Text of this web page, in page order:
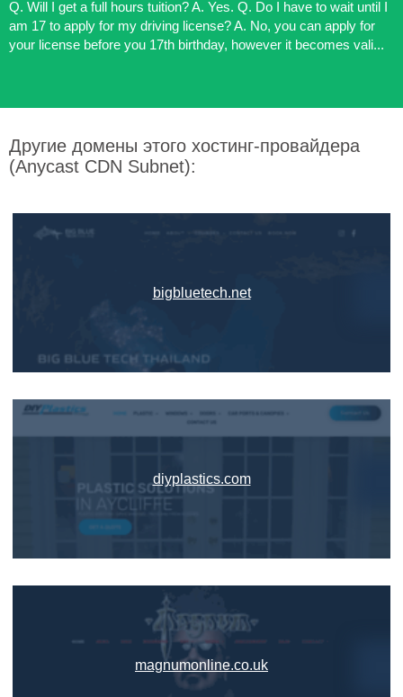
Q. Will I get a full hours tuition? A. Yes. Q. Do I have to wait until I
am 17 to apply for my driving license? A. No, you can apply for
your license before you 17th birthday, however it becomes vali...
Другие домены этого хостинг-провайдера
(Anycast CDN Subnet):
bigbluetech.net
diyplastics.com
magnumonline.co.uk